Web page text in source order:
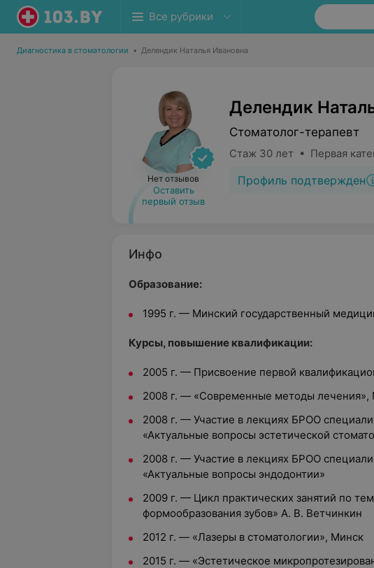
Все рубрики
Диагностика в стоматологии • Делендик Наталья Ивановна
Нет отзывов
Оставить
первый отзыв
Делендик
Стоматолог-терапевт
Стаж 30 лет • Первая
Профиль подтвержден
Инфо
Образование:
1995 г. — Минский государственный
Курсы, повышение квалификации:
2005 г. — Присвоение первой
2008 г. — «Современные методы лечения»,
2008 г. — Участие в лекциях БРОО
«Актуальные вопросы эстетической
2008 г. — Участие в лекциях БРОО
«Актуальные вопросы эндодонтии»
2009 г. — Цикл практических занятий по
формообразования зубов» А. В. Ветчинкин
2012 г. — «Лазеры в стоматологии», Минск
2015 г. — «Эстетическое